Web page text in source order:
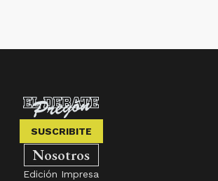
SUSCRIBITE
Nosotros
Edición Impresa